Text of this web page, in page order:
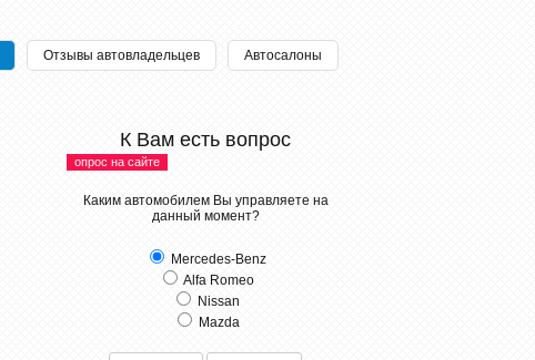
Отзывы автовладельцев Автосалоны
К Вам есть вопрос
опрос на сайте
Каким автомобилем Вы управляете на
данный момент?
Mercedes-Benz
Alfa Romeo
Nissan
Mazda